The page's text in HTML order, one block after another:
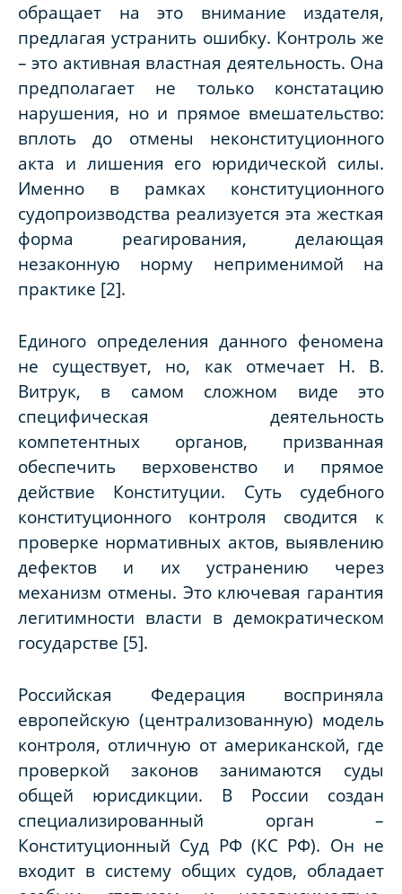
обращает на это внимание издателя,
предлагая устранить ошибку. Контроль же
– это активная властная деятельность. Она
предполагает не только констатацию
нарушения, но и прямое вмешательство:
вплоть до отмены неконституционного
акта и лишения его юридической силы.
Именно в рамках конституционного
судопроизводства реализуется эта жесткая
форма реагирования, делающая
незаконную норму неприменимой на
практике [2].
Единого определения данного феномена
не существует, но, как отмечает Н. В.
Витрук, в самом сложном виде это
специфическая деятельность
компетентных органов, призванная
обеспечить верховенство и прямое
действие Конституции. Суть судебного
конституционного контроля сводится к
проверке нормативных актов, выявлению
дефектов и их устранению через
механизм отмены. Это ключевая гарантия
легитимности власти в демократическом
государстве [5].
Российская Федерация восприняла
европейскую (централизованную) модель
контроля, отличную от американской, где
проверкой законов занимаются суды
общей юрисдикции. В России создан
специализированный орган –
Конституционный Суд РФ (КС РФ). Он не
входит в систему общих судов, обладает